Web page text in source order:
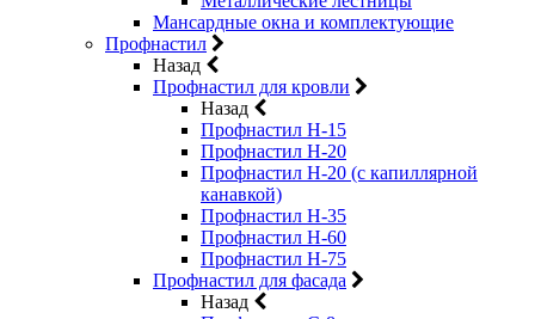
Мансардные окна и комплектующие
Профнастил
Назад
Профнастил для кровли
Назад
Профнастил Н-15
Профнастил Н-20
Профнастил Н-20 (с капиллярной
канавкой)
Профнастил Н-35
Профнастил Н-60
Профнастил Н-75
Профнастил для фасада
Назад